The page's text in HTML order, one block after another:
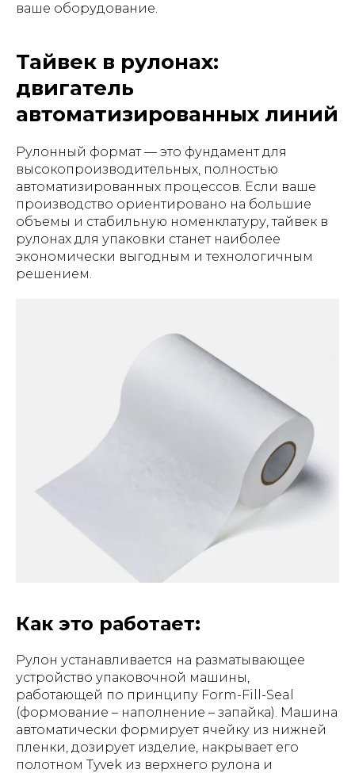
ваше оборудование.
Тайвек в рулонах:
двигатель
автоматизированных линий
Рулонный формат — это фундамент для
высокопроизводительных, полностью
автоматизированных процессов. Если ваше
производство ориентировано на большие
объемы и стабильную номенклатуру, тайвек в
рулонах для упаковки станет наиболее
экономически выгодным и технологичным
решением.
Как это работает:
Рулон устанавливается на разматывающее
устройство упаковочной машины,
работающей по принципу Form-Fill-Seal
(формование – наполнение – запайка). Машина
автоматически формирует ячейку из нижней
пленки, дозирует изделие, накрывает его
полотном Tyvek из верхнего рулона и